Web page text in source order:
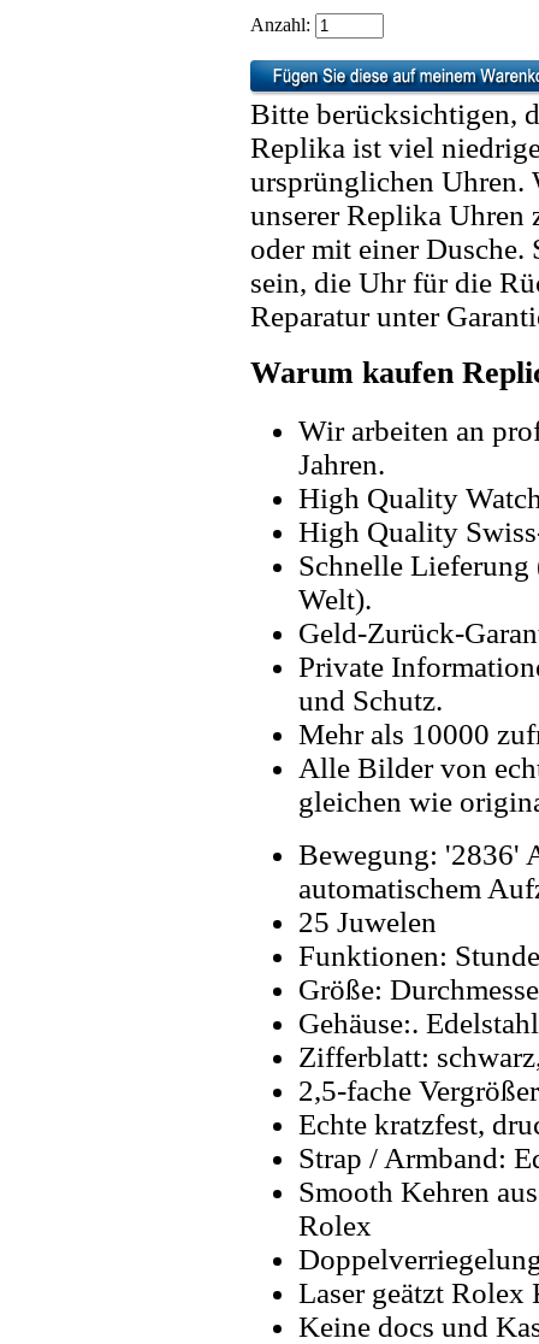
Anzahl:
Bitte berücksichtigen,
Replika ist viel
ursprünglichen Uhren.
unserer Replika Uhren
oder mit einer
sein, die Uhr für die
Reparatur unter
Warum kaufen
Wir arbeiten an
Jahren.
High Quality
High Quality
Schnelle Lieferung
Welt).
Geld-Zurück-
Private
und Schutz.
Mehr als 10000
Alle Bilder von
gleichen wie
Bewegung: '2836'
automatischem
25 Juwelen
Funktionen:
Größe:
Gehäuse:. Edelstahl
Zifferblatt:
2,5-fache
Echte kratzfest,
Strap / Armband:
Smooth Kehren
Rolex
Laser geätzt Rolex
Keine docs und